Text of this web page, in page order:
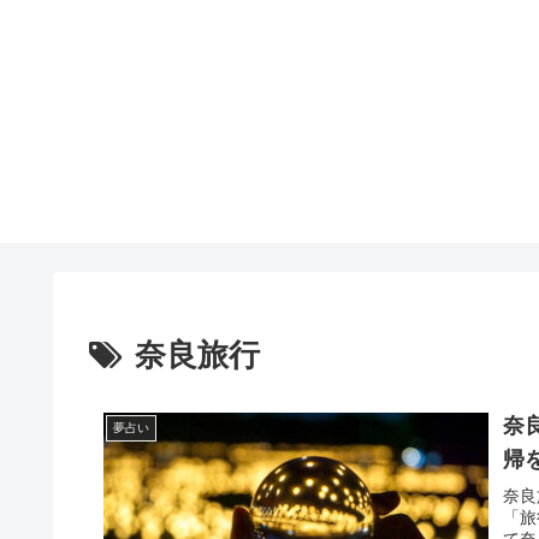
奈良旅行
夢占い
奈
帰
奈
「